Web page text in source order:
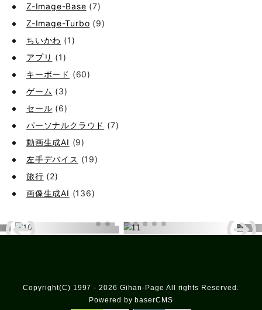
Z-Image-Base (7)
Z-Image-Turbo (9)
ちいかわ (1)
アプリ (1)
キーボード (60)
ゲーム (3)
セール (6)
パーソナルクラウド (7)
動画生成AI (9)
左手デバイス (19)
旅行 (2)
画像生成AI (136)
Copyright(C) 1997 - 2026 Gihan-Page All rights Reserved.
Powered by baserCMS